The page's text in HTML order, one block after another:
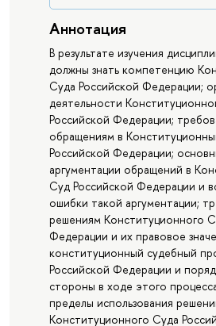
Аннотация
В результате изучения
должны знать компетенцию
Суда Российской Федерации;
деятельности
Российской Федерации;
обращениям в
Российской Федерации;
аргументации обращений в
Суд Российской Федерации и
ошибки такой аргументации;
решениям Конституционного
Федерации и их правовое
конституционный судебный
Российской Федерации и
стороны в ходе этого
пределы использования
Конституционного Суда